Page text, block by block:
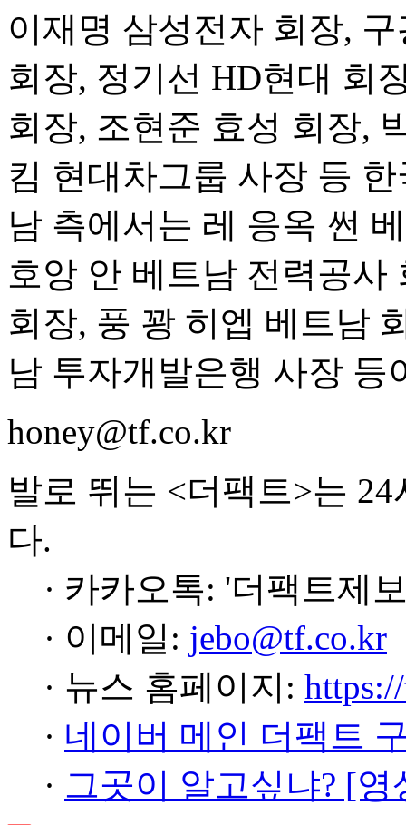
이재명 삼성전자 회장,
회장, 정기선 HD현대 회
회장, 조현준 효성 회장,
킴 현대차그룹 사장 등
남 측에서는 레 응옥 썬
호앙 안 베트남 전력공사
회장, 풍 꽝 히엡 베트남
남 투자개발은행 사장 등
honey@tf.co.kr
발로 뛰는 <더팩트>는
다.
· 카카오톡: '더팩트제
· 이메일: jebo@tf.co.kr
· 뉴스 홈페이지:
· 네이버 메인 더팩트
· 그곳이 알고싶냐? [